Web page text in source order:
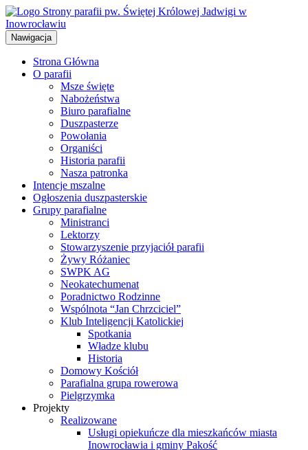
Przejdź
do
treści
Nawigacja
Strona Główna
O parafii
Msze święte
Nabożeństwa
Biuro parafialne
Duszpasterze
Powołania
Organiści
Historia parafii
Nasza patronka
Intencje mszalne
Ogłoszenia duszpasterskie
Grupy parafialne
Ministranci
Lektorzy
Stowarzyszenie przyjaciół parafii
Żywy Różaniec
SWPK AG
Neokatechumenat
Poradnictwo Rodzinne
Wspólnota “Jan Chrzciciel”
Klub Inteligencji Katolickiej
Spotkania
Władze klubu
Historia
Domowy Kościół
Parafialna grupa rowerowa
Pielgrzymka
Projekty
Realizowane
Usługi opiekuńcze dla mieszkańców miasta
Inowrocławia i gminy Pakość